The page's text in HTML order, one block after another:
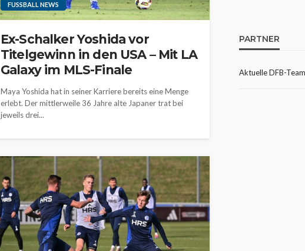
FUSSBALL NEWS
Ex-Schalker Yoshida vor
Titelgewinn in den USA – Mit LA
Galaxy im MLS-Finale
Maya Yoshida hat in seiner Karriere bereits eine Menge
erlebt. Der mittlerweile 36 Jahre alte Japaner trat bei
jeweils drei...
PARTNER
Aktuelle DFB-